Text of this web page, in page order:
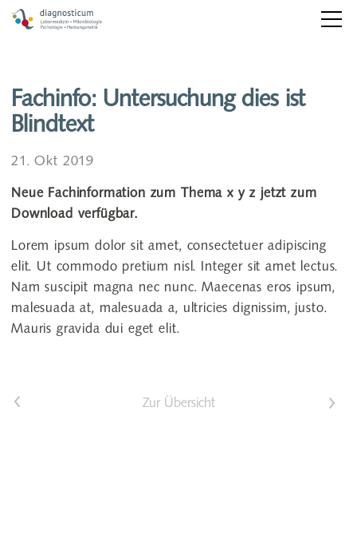
Leistungen
Labor einfacher machen
Kontakt
Fachinfo: Untersuchung dies ist
Blindtext
21. Okt 2019
Neue Fachinformation zum Thema x y z jetzt zum
Download verfügbar.
Lorem ipsum dolor sit amet, consectetuer adipiscing
elit. Ut commodo pretium nisl. Integer sit amet lectus.
Nam suscipit magna nec nunc. Maecenas eros ipsum,
malesuada at, malesuada a, ultricies dignissim, justo.
Mauris gravida dui eget elit.
< Zur Übersicht >